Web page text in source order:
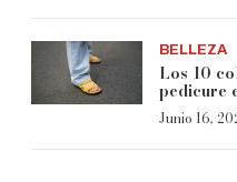
BELLEZA
Los 10
pedicure
Junio 16,